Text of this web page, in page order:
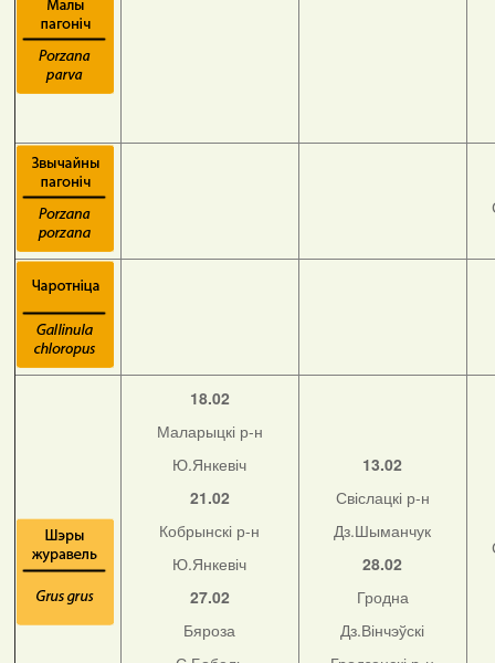
18.02
Маларыцкі р-н
Ю.Янкевіч
21.02
Кобрынскі р-н
Ю.Янкевіч
27.02
Бяроза
13.02
Свіслацкі р-н
Дз.Шыманчук
28.02
Гродна
Дз.Вінчэўскі